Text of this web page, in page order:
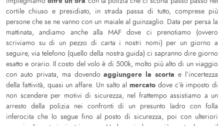
cortile chiuso e presidiato, in strada passa di tutto, comprese più
persone che se ne vanno con un maiale al guinzaglio. Data per persa la
mattinata, andiamo anche alla MAF dove ci prenotiamo (ovvero
scriviamo su di un pezzo di carta i nostri nomi) per un giorno a
seguire, via telefono (quello della nostra guida) ci sapranno dire giorno
esatto e orario. Il costo del volo è di 500k, molto più alto di un viaggio
con auto privata, ma dovendoaggiungere la scorta e l’incertezza
della fattività, quasi un affare. Un salto al mercato dove c’è imposto di
non scendere per motivi di sicurezza, nel frattempo assistiamo a un
arresto della polizia nei confronti di un presunto ladro con folla
inferocita che lo segue fino al posto di sicurezza, poi con ulteriori